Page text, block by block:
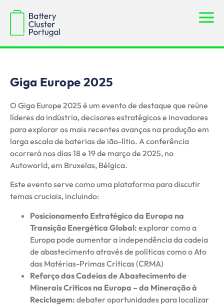
Giga Europe 2025
O Giga Europe 2025 é um evento de destaque que reúne
líderes da indústria, decisores estratégicos e inovadores
para explorar os mais recentes avanços na produção em
larga escala de baterias de ião-lítio. A conferência
ocorrerá nos dias 18 e 19 de março de 2025, no
Autoworld, em Bruxelas, Bélgica.
Este evento serve como uma plataforma para discutir
temas cruciais, incluindo:
Posicionamento Estratégico da Europa na
Transição Energética Global: explorar como a
Europa pode aumentar a independência da cadeia
de abastecimento através de políticas como o Ato
das Matérias-Primas Críticas (CRMA)
Reforço das Cadeias de Abastecimento de
Minerais Críticos na Europa – da Mineração à
Reciclagem: debater oportunidades para localizar